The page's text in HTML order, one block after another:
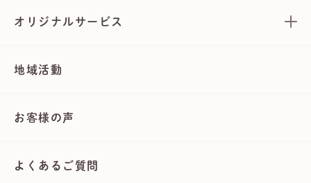
オリジナルサービス
地域活動
お客様の声
よくあるご質問